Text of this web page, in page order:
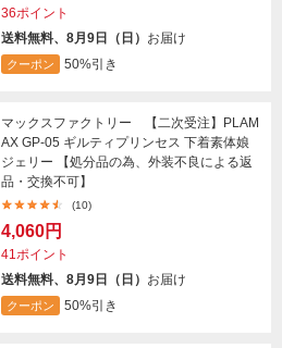
36ポイント
送料無料、8月9日（日） お届け
クーポン 50%引き
マックスファクトリー 【二次受注】PLAM
AX GP-05 ギルティプリンセス 下着素体娘
ジェリー 【処分品の為、外装不良による返
品・交換不可】
(10)
4,060円
41ポイント
送料無料、8月9日（日） お届け
クーポン 50%引き